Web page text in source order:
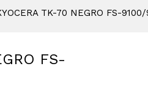
TK-70 NEGRO FS-
FS-